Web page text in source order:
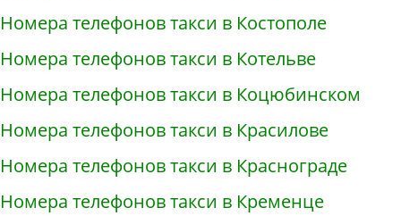
Номера телефонов такси в Костополе
Номера телефонов такси в Котельве
Номера телефонов такси в Коцюбинском
Номера телефонов такси в Красилове
Номера телефонов такси в Краснограде
Номера телефонов такси в Кременце